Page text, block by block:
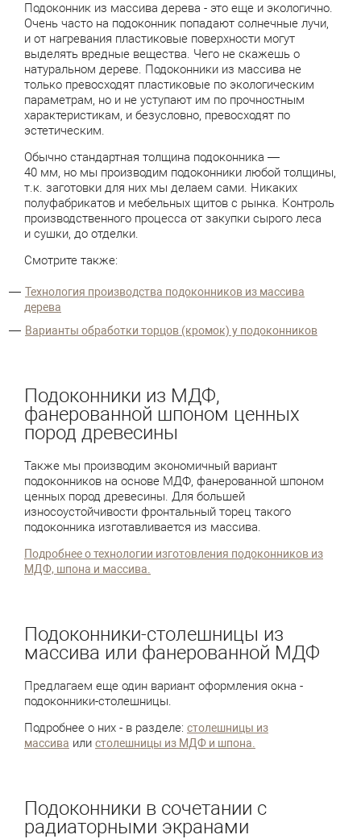
Подоконник из массива дерева - это еще и экологично.
Очень часто на подоконник попадают солнечные лучи,
и от нагревания пластиковые поверхности могут
выделять вредные вещества. Чего не скажешь о
натуральном дереве. Подоконники из массива не
только превосходят пластиковые по экологическим
параметрам, но и не уступают им по прочностным
характеристикам, и безусловно, превосходят по
эстетическим.
Обычно стандартная толщина подоконника —
40 мм, но мы производим подоконники любой толщины,
т.к. заготовки для них мы делаем сами. Никаких
полуфабрикатов и мебельных щитов с рынка. Контроль
производственного процесса от закупки сырого леса
и сушки, до отделки.
Смотрите также:
Технология производства подоконников из массива
дерева
Варианты обработки торцов (кромок) у подоконников
Подоконники из МДФ,
фанерованной шпоном ценных
пород древесины
Также мы производим экономичный вариант
подоконников на основе МДФ, фанерованной шпоном
ценных пород древесины. Для большей
износоустойчивости фронтальный торец такого
подоконника изготавливается из массива.
Подробнее о технологии изготовления подоконников из
МДФ, шпона и массива.
Подоконники-столешницы из
массива или фанерованной МДФ
Предлагаем еще один вариант оформления окна -
подоконники-столешницы.
Подробнее о них - в разделе: столешницы из
массива или столешницы из МДФ и шпона.
Подоконники в сочетании с
радиаторными экранами